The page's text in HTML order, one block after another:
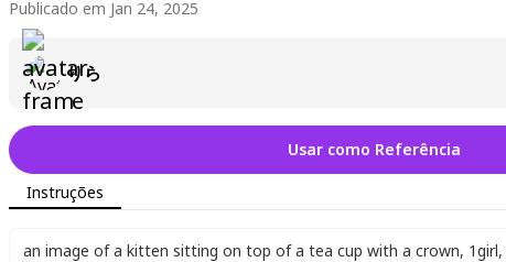
Publicado em Jan 24, 2025
りら
Usar como Referência
Instruções
an image of a kitten sitting on top of a tea cup with a crown, 1girl,